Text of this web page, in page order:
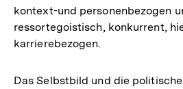
kontext-und personenbezogen
ressortegoistisch, konkurrent,
karrierebezogen.
Das Selbstbild und die